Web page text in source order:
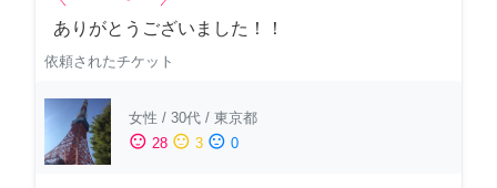
ありがとうございました！！
依頼されたチケット
女性 / 30代 / 東京都
sentiment_satisfied 28 sentiment_neutral 3 sentiment_dissatisfied 0